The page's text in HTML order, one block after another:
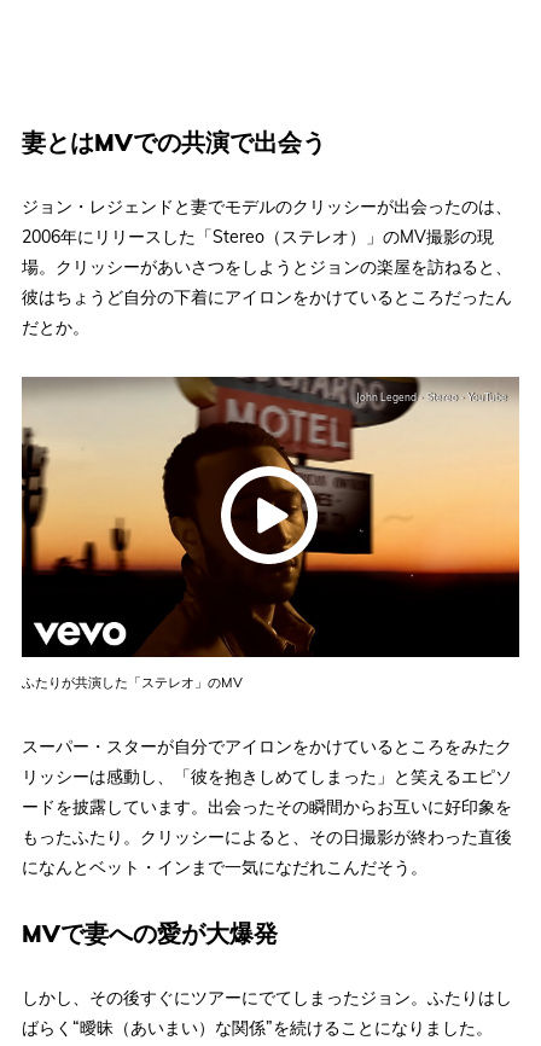
妻とはMVでの共演で出会う
ジョン・レジェンドと妻でモデルのクリッシーが出会ったのは、
2006年にリリースした「Stereo（ステレオ）」のMV撮影の現
場。クリッシーがあいさつをしようとジョンの楽屋を訪ねると、
彼はちょうど自分の下着にアイロンをかけているところだったん
だとか。
John Legend - Stereo - YouTube
ふたりが共演した「ステレオ」のMV
スーパー・スターが自分でアイロンをかけているところをみたク
リッシーは感動し、「彼を抱きしめてしまった」と笑えるエピソ
ードを披露しています。出会ったその瞬間からお互いに好印象を
もったふたり。クリッシーによると、その日撮影が終わった直後
になんとベット・インまで一気になだれこんだそう。
MVで妻への愛が大爆発
しかし、その後すぐにツアーにでてしまったジョン。ふたりはし
ばらく“曖昧（あいまい）な関係”を続けることになりました。